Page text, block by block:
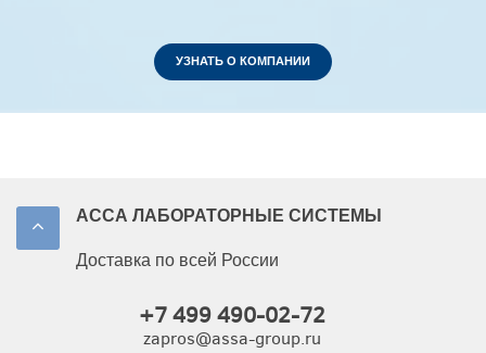
УЗНАТЬ О КОМПАНИИ
АССА ЛАБОРАТОРНЫЕ СИСТЕМЫ
Доставка по всей России
+7 499 490-02-72
zapros@assa-group.ru